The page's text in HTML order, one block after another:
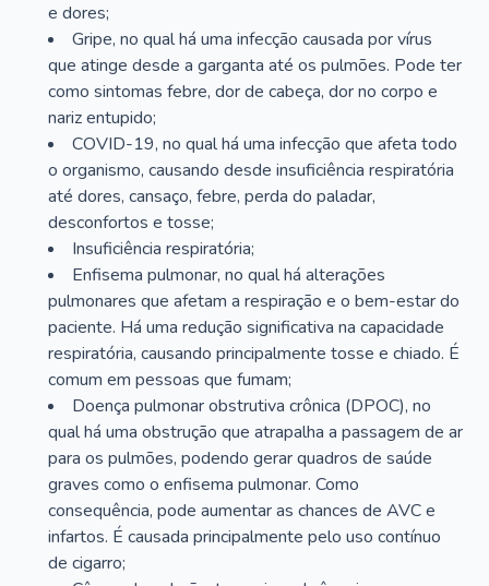
e dores;
Gripe, no qual há uma infecção causada por vírus
que atinge desde a garganta até os pulmões. Pode ter
como sintomas febre, dor de cabeça, dor no corpo e
nariz entupido;
COVID-19, no qual há uma infecção que afeta todo
o organismo, causando desde insuficiência respiratória
até dores, cansaço, febre, perda do paladar,
desconfortos e tosse;
Insuficiência respiratória;
Enfisema pulmonar, no qual há alterações
pulmonares que afetam a respiração e o bem-estar do
paciente. Há uma redução significativa na capacidade
respiratória, causando principalmente tosse e chiado. É
comum em pessoas que fumam;
Doença pulmonar obstrutiva crônica (DPOC), no
qual há uma obstrução que atrapalha a passagem de ar
para os pulmões, podendo gerar quadros de saúde
graves como o enfisema pulmonar. Como
consequência, pode aumentar as chances de AVC e
infartos. É causada principalmente pelo uso contínuo
de cigarro;